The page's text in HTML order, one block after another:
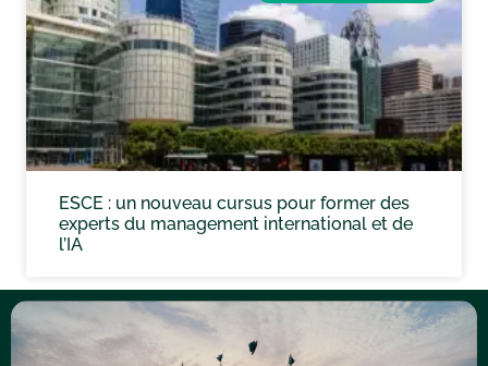
ESCE : un nouveau cursus pour former des
experts du management international et de
l’IA